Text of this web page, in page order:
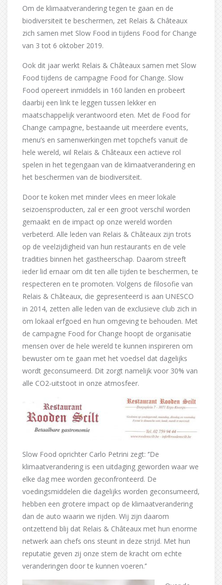
Om de klimaatverandering tegen te gaan en de
biodiversiteit te beschermen, zet Relais & Châteaux
zich samen met Slow Food in tijdens Food for Change
van 3 tot 6 oktober 2019.
Ook dit jaar werkt Relais & Châteaux samen met Slow
Food tijdens de campagne Food for Change. Slow
Food opereert inmiddels in 160 landen en probeert
daarbij een link te leggen tussen lekker en
maatschappelijk verantwoord eten. Met de Food for
Change campagne, bestaande uit meerdere events,
menu’s en samenwerkingen met topchefs vanuit de
hele wereld, wil Relais & Châteaux een actieve rol
spelen in het tegengaan van de klimaatverandering en
het beschermen van de biodiversiteit.
Door te koken met minder vlees en meer lokale
seizoensproducten, zal er een groot verschil worden
gemaakt en de impact op onze wereld worden
verbeterd. Alle leden van Relais & Châteaux zijn trots
op de veelzijdigheid van hun restaurants en de vele
tradities binnen het gastheerschap. Daarom streeft
ieder lid ernaar om dit ten alle tijden te beschermen, te
respecteren en te promoten. Volgens de filosofie van
Relais & Châteaux, die gepresenteerd is aan UNESCO
in 2014, zetten alle leden van de exclusieve club zich in
om lokaal erfgoed en hun omgeving te behouden. Met
de campagne Food for Change hoopt de organisatie
mensen over de hele wereld te kunnen inspireren om
bewuster om te gaan met het voedsel dat dagelijks
wordt geconsumeerd. Dit zorgt namelijk voor 30% van
alle CO2-uitstoot in onze atmosfeer.
Slow Food oprichter Carlo Petrini zegt: ‘’De
klimaatverandering is een uitdaging geworden waar we
elke dag mee worden geconfronteerd. De
voedingsmiddelen die dagelijks worden geconsumeerd,
hebben een grotere impact op de klimaatverandering
dan de auto waarin we rijden. Wij zijn daarom
ontzettend blij dat Relais & Châteaux met hun enorme
netwerk aan chefs ons steunt in deze strijd. Met hun
reputatie geven zij onze stem de kracht om echte
veranderingen door te kunnen voeren.’’